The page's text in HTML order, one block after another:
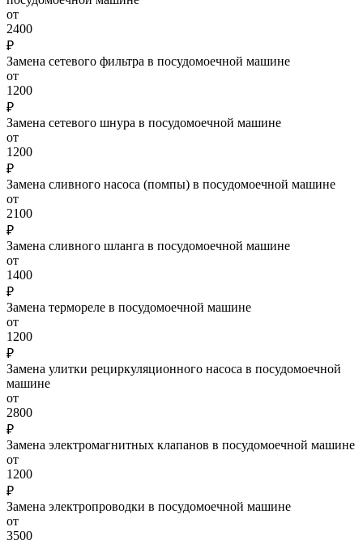
от
2400
₽
Замена сетевого фильтра в посудомоечной машине
от
1200
₽
Замена сетевого шнура в посудомоечной машине
от
1200
₽
Замена сливного насоса (помпы) в посудомоечной машине
от
2100
₽
Замена сливного шланга в посудомоечной машине
от
1400
₽
Замена термореле в посудомоечной машине
от
1200
₽
Замена улитки рециркуляционного насоса в посудомоечной
машине
от
2800
₽
Замена электромагнитных клапанов в посудомоечной машине
от
1200
₽
Замена электропроводки в посудомоечной машине
от
3500